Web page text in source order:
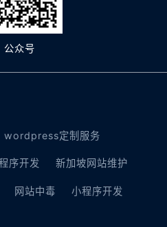
公众号
wordpress定制服务
序开发 新加坡网站维护
网站中毒 小程序开发